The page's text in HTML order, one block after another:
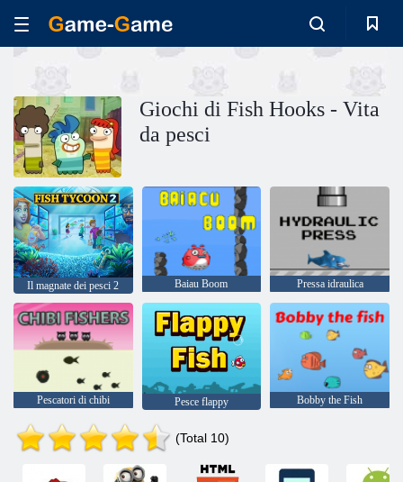
Giochi di Fish Hooks - Vita
da pesci
Il magnate dei pesci 2 Baiau Boom Pressa idraulica
Pescatori di chibi Pesce flappy Bobby the Fish
(Total 10)